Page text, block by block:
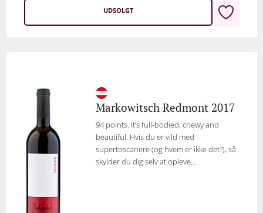
UDSOLGT
Markowitsch Redmont 2017
94 points. It’s full-bodied, chewy and
beautiful. Hvis du er vild med
supertoscanere (og hvem er ikke det?), så
skylder du dig selv at opleve...